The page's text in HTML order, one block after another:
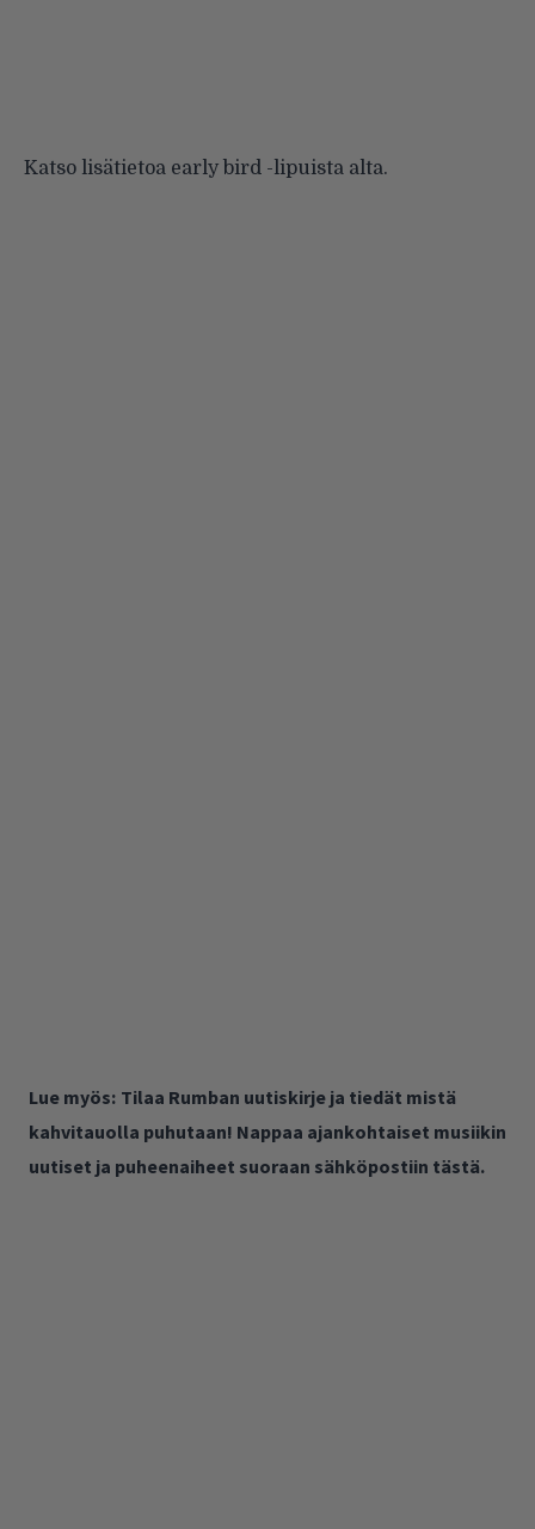
Katso lisätietoa early bird -lipuista alta.
Lue myös: Tilaa Rumban uutiskirje ja tiedät mistä
kahvitauolla puhutaan! Nappaa ajankohtaiset musiikin
uutiset ja puheenaiheet suoraan sähköpostiin tästä.